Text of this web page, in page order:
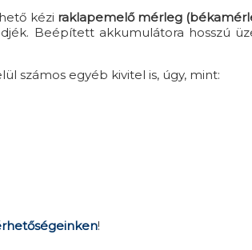
kézi raklapemelő mérleg
Beépített akkumulátora hosszú
számos egyéb kivitel is, úgy, mint:
!